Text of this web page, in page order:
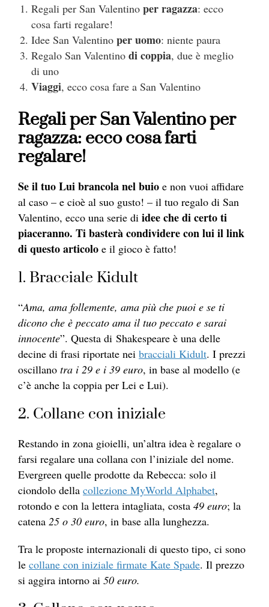
Regali per San Valentino per ragazza: ecco
cosa farti regalare!
Idee San Valentino per uomo: niente paura
Regalo San Valentinodi coppia, due è meglio
di uno
Viaggi, ecco cosa fare a San Valentino
Regali per San Valentino per
ragazza: ecco cosa farti
regalare!
Se il tuo Lui brancola nel buio e non vuoi affidare
al caso – e cioè al suo gusto! – il tuo regalo di San
Valentino, ecco una serie di idee che di certo ti
piaceranno. Ti basterà condividere con lui il link
di questo articolo e il gioco è fatto!
1. Bracciale Kidult
“Ama, ama follemente, ama più che puoi e se ti
dicono che è peccato ama il tuo peccato e sarai
innocente”. Questa di Shakespeare è una delle
decine di frasi riportate nei bracciali Kidult. I prezzi
oscillano tra i 29 e i 39 euro, in base al modello (e
c’è anche la coppia per Lei e Lui).
2. Collane con iniziale
Restando in zona gioielli, un’altra idea è regalare o
farsi regalare una collana con l’iniziale del nome.
Evergreen quelle prodotte da Rebecca: solo il
ciondolo della collezione MyWorld Alphabet,
rotondo e con la lettera intagliata, costa 49 euro; la
catena 25 o 30 euro, in base alla lunghezza.
Tra le proposte internazionali di questo tipo, ci sono
le collane con iniziale firmate Kate Spade. Il prezzo
si aggira intorno ai 50 euro.